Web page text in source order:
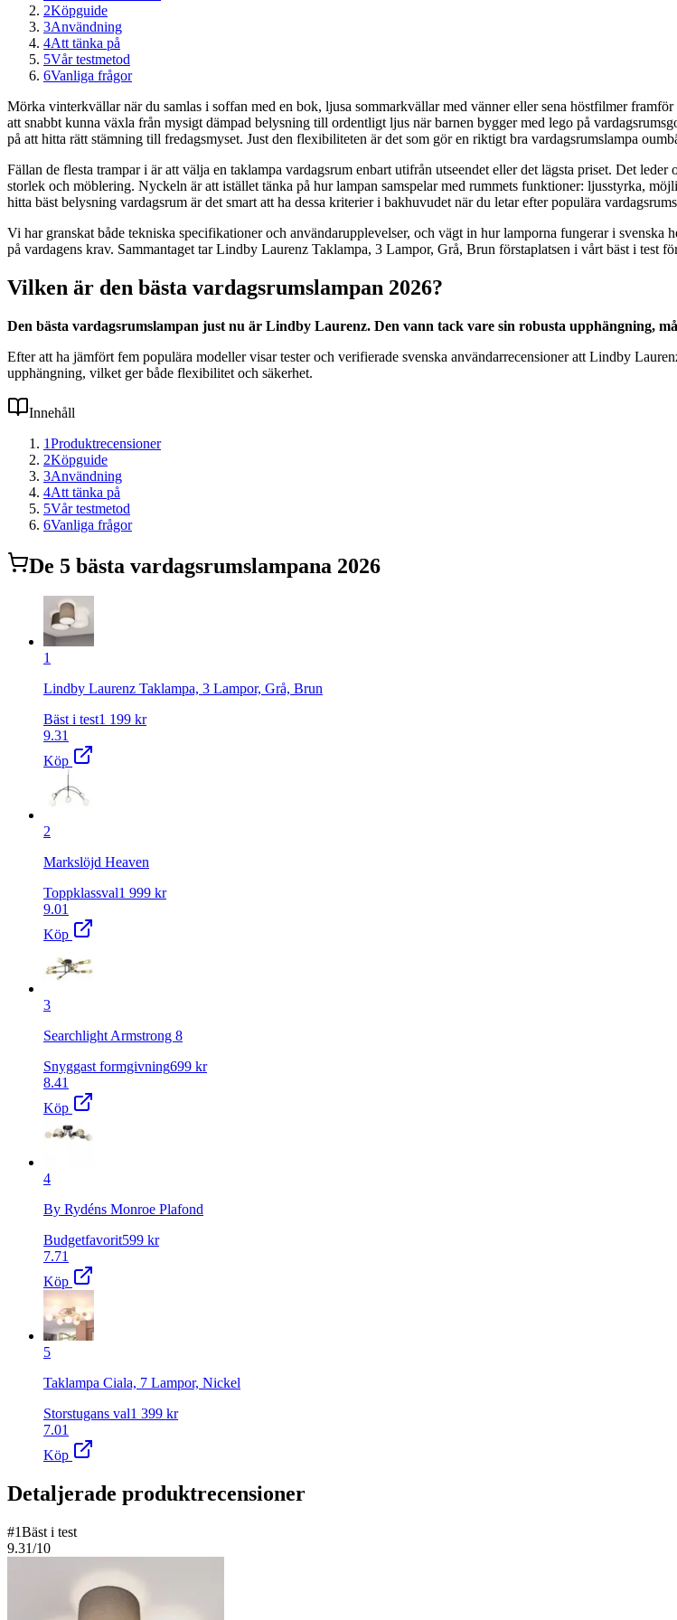
2Köpguide
3Användning
4Att tänka på
5Vår testmetod
6Vanliga frågor
Mörka vinterkvällar när du samlas i soffan med en bok, ljusa sommarkvällar med vänner eller sena höstfilmer
att snabbt kunna växla från mysigt dämpad belysning till ordentligt ljus när barnen bygger med lego på
på att hitta rätt stämning till fredagsmyset. Just den flexibiliteten är det som gör en riktigt bra vardagsrumslampa
Fällan de flesta trampar i är att välja en taklampa vardagsrum enbart utifrån utseendet eller det lägsta priset. Det
storlek och möblering. Nyckeln är att istället tänka på hur lampan samspelar med rummets funktioner: ljusstyrka,
hitta bäst belysning vardagsrum är det smart att ha dessa kriterier i bakhuvudet när du letar efter populära
Vi har granskat både tekniska specifikationer och användarupplevelser, och vägt in hur lamporna fungerar i
på vardagens krav. Sammantaget tar Lindby Laurenz Taklampa, 3 Lampor, Grå, Brun förstaplatsen i vårt bäst i test
Vilken är den bästa vardagsrumslampan 2026?
Den bästa vardagsrumslampan just nu är Lindby Laurenz. Den vann tack vare sin robusta upphängning,
Efter att ha jämfört fem populära modeller visar tester och verifierade svenska användarrecensioner att Lindby
upphängning, vilket ger både flexibilitet och säkerhet.
Innehåll
1Produktrecensioner
2Köpguide
3Användning
4Att tänka på
5Vår testmetod
6Vanliga frågor
De 5 bästa vardagsrumslampana 2026
1
Lindby Laurenz Taklampa, 3 Lampor, Grå, Brun
Bäst i test1 199 kr
9.31
Köp
2
Markslöjd Heaven
Toppklassval1 999 kr
9.01
Köp
3
Searchlight Armstrong 8
Snyggast formgivning699 kr
8.41
Köp
4
By Rydéns Monroe Plafond
Budgetfavorit599 kr
7.71
Köp
5
Taklampa Ciala, 7 Lampor, Nickel
Storstugans val1 399 kr
7.01
Köp
Detaljerade produktrecensioner
#1Bäst i test
9.31/10